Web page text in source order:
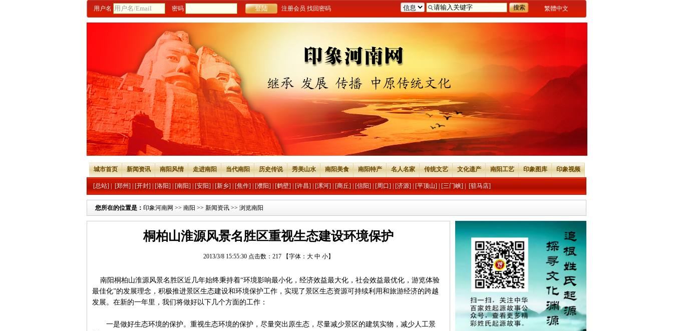
繁體中文
用户名 密码 注册会员 找回密码
城市首页 新闻资讯 南阳风情 走进南阳 当代南阳 历史传说 秀美山水 南阳美食 南阳特产 名人名家 传统文艺 文化遗产 南阳工艺 印象图库 印象视频
[总站] [郑州] [开封] [洛阳] [南阳] [安阳] [新乡] [焦作] [濮阳] [鹤壁] [许昌] [漯河] [商丘] [信阳] [周口] [济源] [平顶山] [三门峡] [驻马店]
您所在的位置是： 印象河南网 >> 南阳 >> 新闻资讯 >> 浏览南阳
桐柏山淮源风景名胜区重视生态建设环境保护
2013/3/8 15:55:30 点击数： 217 【字体： 大 中 小】
南阳桐柏山淮源风景名胜区近几年始终秉持着“环境影响最小化，经济效益最大化，社会效益最优化，游览体验
最佳化”的发展理念，积极推进景区生态建设和环境保护工作，实现了景区生态资源可持续利用和旅游经济的跨越
发展。在新的一年里，我们将做好以下几个方面的工作：
一是做好生态环境的保护。重视生态环境的保护，尽量突出原生态，尽量减少景区的建筑实物，减少人工景